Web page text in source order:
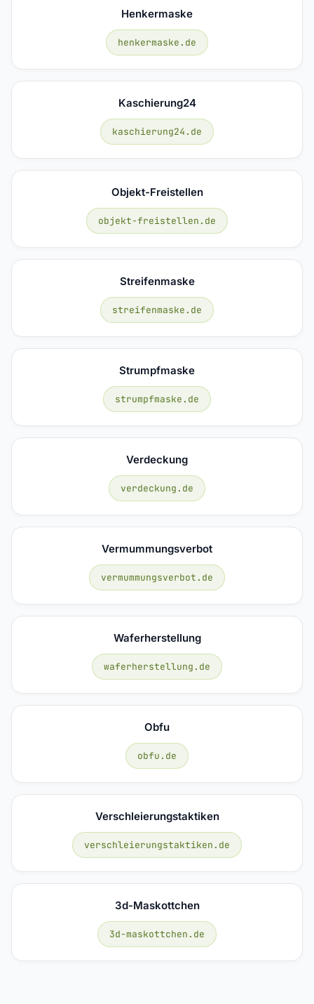
Henkermaske
henkermaske.de
Kaschierung24
kaschierung24.de
Objekt-Freistellen
objekt-freistellen.de
Streifenmaske
streifenmaske.de
Strumpfmaske
strumpfmaske.de
Verdeckung
verdeckung.de
Vermummungsverbot
vermummungsverbot.de
Waferherstellung
waferherstellung.de
Obfu
obfu.de
Verschleierungstaktiken
verschleierungstaktiken.de
3d-Maskottchen
3d-maskottchen.de